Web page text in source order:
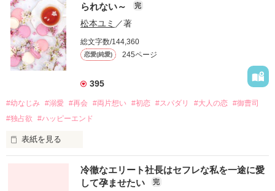
られない～
完
松本ユミ ／著
総文字数/144,360
恋愛(純愛) 245ページ
395
#幼なじみ #溺愛 #再会 #両片想い #初恋 #スパダリ #大人の恋 #御曹司
#独占欲
#ハッピーエンド
表紙を見る
冷徹なエリート社長はセフレな私を一途に愛
して孕ませたい
完